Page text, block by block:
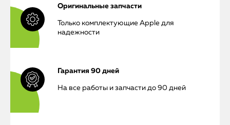
Оригинальные запчасти
Только комплектующие Apple для
надежности
Гарантия 90 дней
На все работы и запчасти до 90 дней